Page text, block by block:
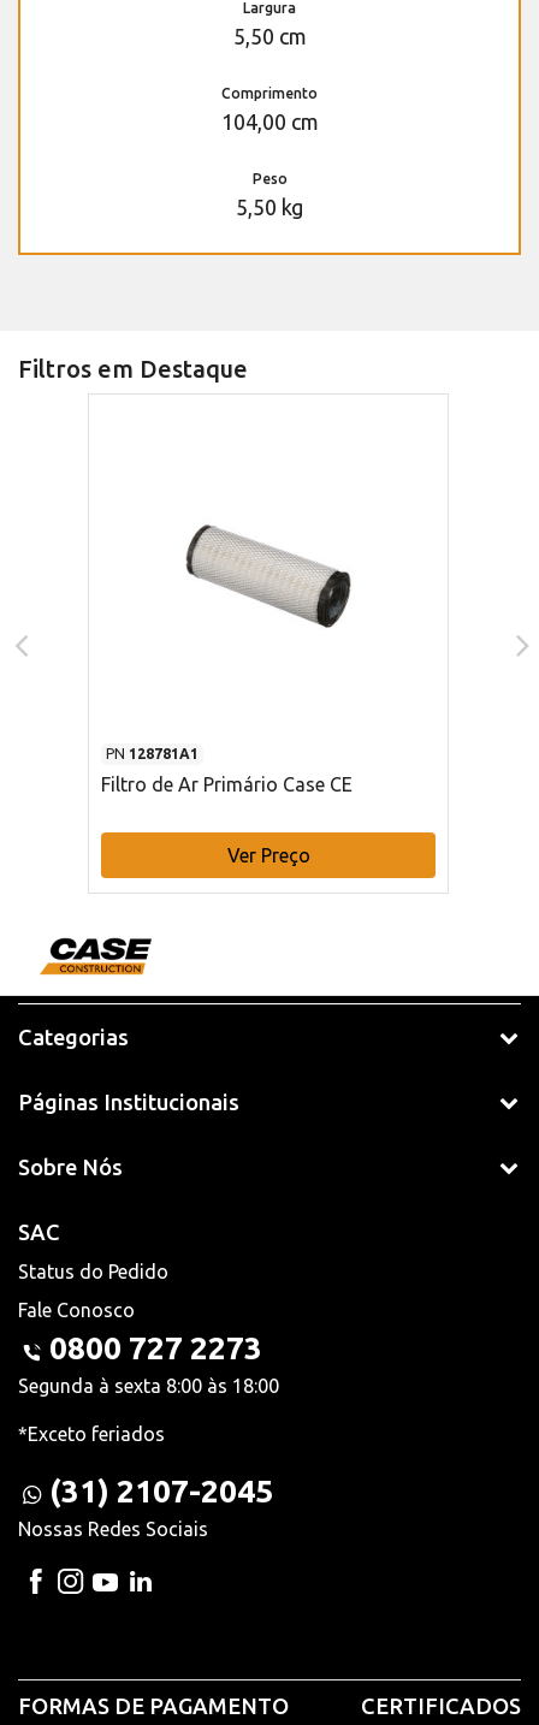
Largura
5,50 cm
Comprimento
104,00 cm
Peso
5,50 kg
Filtros em Destaque
PN 128781A1
Filtro de Ar Primário Case CE
Ver Preço
Categorias
Páginas Institucionais
Sobre Nós
SAC
Status do Pedido
Fale Conosco
0800 727 2273
Segunda à sexta 8:00 às 18:00
*Exceto feriados
(31) 2107-2045
Nossas Redes Sociais
FORMAS DE PAGAMENTO CERTIFICADOS